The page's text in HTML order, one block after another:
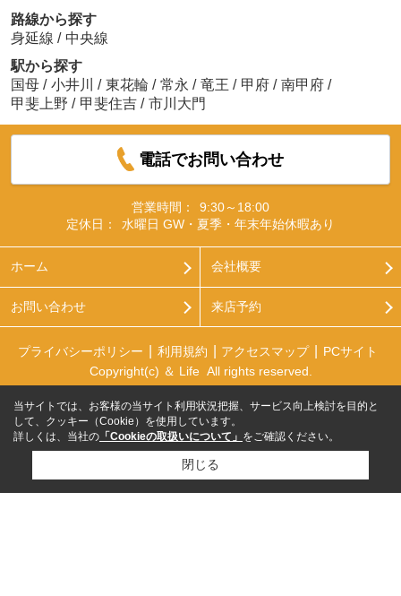
路線から探す
身延線 / 中央線
駅から探す
国母 / 小井川 / 東花輪 / 常永 / 竜王 / 甲府 / 南甲府 /
甲斐上野 / 甲斐住吉 / 市川大門
電話でお問い合わせ
営業時間：
9:30～18:00
定休日：
水曜日 GW・夏季・年末年始休暇あり
ホーム 会社概要
お問い合わせ 来店予約
プライバシーポリシー 利用規約 アクセスマップ
PCサイト
Copyright(c) ＆ Life All rights reserved.
当サイトでは、お客様の当サイト利用状況把握、サービス向上検討を目的と
して、クッキー（Cookie）を使用しています。
詳しくは、当社の 「Cookieの取扱いについて」 をご確認ください。
閉じる